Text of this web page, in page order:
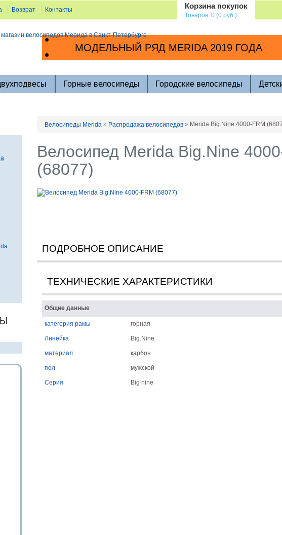
Возврат Контакты
МОДЕЛЬНЫЙ РЯД MERIDA 2019 ГОДА
Корзина покупок
Товаров: 0 (0 руб.)
Горные велосипеды Городские велосипеды
Велосипеды Merida » Распродажа велосипедов » Merida Big.Nine 4000-FRM
Велосипед Merida Big.Nine
(68077)
ПОДРОБНОЕ ОПИСАНИЕ
ТЕХНИЧЕСКИЕ ХАРАКТЕРИСТИКИ
Общие данные
категория рамы горная
Линейка Big.Nine
материал карбон
пол мужской
Серия Big nine